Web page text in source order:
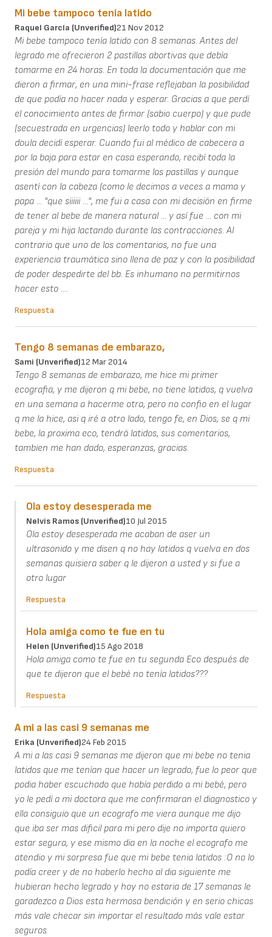
Mi bebe tampoco tenía latido
Raquel García (unverified)21 Nov 2012
Mi bebe tampoco tenía latido con 8 semanas. Antes del
legrado me ofrecieron 2 pastillas abortivas que debía
tomarme en 24 horas. En toda la documentación que me
dieron a firmar, en una mini-frase reflejaban la posibilidad
de que podía no hacer nada y esperar. Gracias a que perdí
el conocimiento antes de firmar (sabio cuerpo) y que pude
(secuestrada en urgencias) leerlo todo y hablar con mi
doula decidí esperar. Cuando fui al médico de cabecera a
por la baja para estar en casa esperando, recibí toda la
presión del mundo para tomarme las pastillas y aunque
asentí con la cabeza (como le decimos a veces a mama y
papa ... "que siiiiii ...", me fui a casa con mi decisión en firme
de tener al bebe de manera natural ... y así fue ... con mi
pareja y mi hija lactando durante las contracciones. Al
contrario que uno de los comentarios, no fue una
experiencia traumática sino llena de paz y con la posibilidad
de poder despedirte del bb. Es inhumano no permitirnos
hacer esto ....
Respuesta
Tengo 8 semanas de embarazo,
Sami (unverified)12 Mar 2014
Tengo 8 semanas de embarazo, me hice mi primer
ecografia, y me dijeron q mi bebe, no tiene latidos, q vuelva
en una semana a hacerme otra, pero no confio en el lugar
q me la hice, asi q iré a otro lado, tengo fe, en Dios, se q mi
bebe, la proxima eco, tendrá latidos, sus comentarios,
tambien me han dado, esperanzas, gracias.
Respuesta
Ola estoy desesperada me
Nelvis Ramos (unverified)10 Jul 2015
Ola estoy desesperada me acaban de aser un
ultrasonido y me disen q no hay latidos q vuelva en dos
semanas quisiera saber q le dijeron a usted y si fue a
otro lugar
Respuesta
Hola amiga como te fue en tu
Helen (unverified)15 Ago 2018
Hola amiga como te fue en tu segunda Eco después de
que te dijeron que el bebé no tenía latidos???
Respuesta
A mi a las casi 9 semanas me
Erika (unverified)24 Feb 2015
A mi a las casi 9 semanas me dijeron que mi bebe no tenia
latidos que me tenían que hacer un legrado, fue lo peor que
podia haber escuchado que había perdido a mi bebé, pero
yo le pedí a mi doctora que me confirmaran el diagnostico y
ella consiguio que un ecografo me viera aunque me dijo
que iba ser mas dificil para mi pero dije no importa quiero
estar segura, y ese mismo dia en la noche el ecografo me
atendio y mi sorpresa fue que mi bebe tenia latidos :O no lo
podía creer y de no haberlo hecho al dia siguiente me
hubieran hecho legrado y hoy no estaria de 17 semanas le
garadezco a Dios esta hermosa bendición y en serio chicas
más vale checar sin importar el resultado más vale estar
seguros